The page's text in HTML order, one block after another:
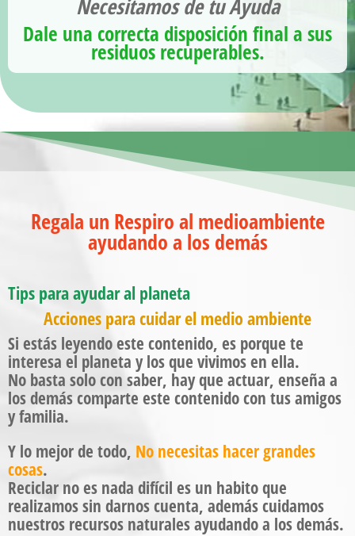
Necesitamos de tu Ayuda
Dale una correcta disposición final a sus
residuos recuperables.
Regala un Respiro al medioambiente
ayudando a los demás
Tips para ayudar al planeta
Acciones para cuidar el medio ambiente
Si estás leyendo este contenido, es porque te
interesa el planeta y los que vivimos en ella.
No basta solo con saber, hay que actuar, enseña a
los demás comparte este contenido con tus amigos
y familia.
Y lo mejor de todo, No necesitas hacer grandes
cosas.
Reciclar no es nada difícil es un habito que
realizamos sin darnos cuenta, además cuidamos
nuestros recursos naturales ayudando a los demás.